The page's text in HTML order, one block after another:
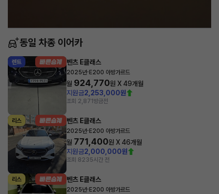
동일 차종 이어카
렌트 벤츠 E클래스
2025년·E200 아방가르드
월 924,770원 X49개월
지원금2,253,000원
조회 2,871방금전
리스 벤츠 E클래스
2025년·E200 아방가르드
월 771,400원 X46개월
지원금2,000,000원
조회 8235시간 전
리스 벤츠 E클래스
2025년·E200 아방가르드